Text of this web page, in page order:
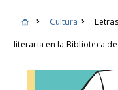
Cultura
literaria en la Biblioteca